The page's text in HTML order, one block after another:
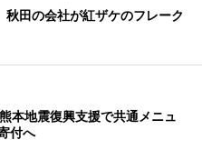
田の会社が紅ザケのフレーク
本地震復興支援で共通メニュ
付へ